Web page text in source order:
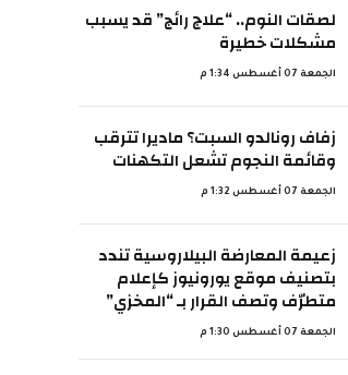
لصقات النوم.. “علاج رائج” قد يسبب
مشكلات خطيرة
الجمعة 07 أغسطس 1:34 م
زفاف رونالدو السبت؟ ماديرا تترقب
وقائمة النجوم تشعل التكهنات
الجمعة 07 أغسطس 1:32 م
زعيمة المعارضة البيلاروسية تندد
بتصنيف موقع يورونيوز كإعلام
متطرّف وتصف القرار بـ “المخزي”
الجمعة 07 أغسطس 1:30 م